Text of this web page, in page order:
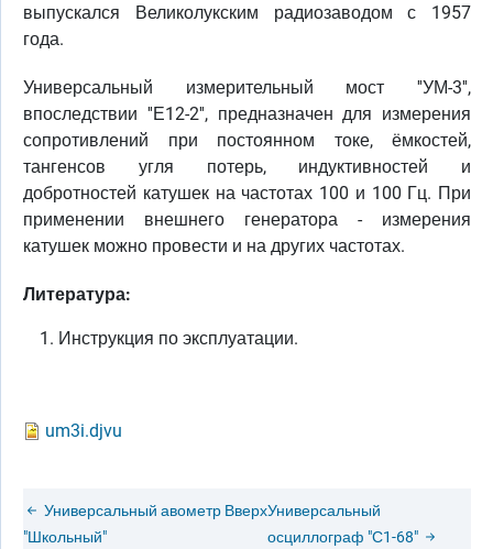
выпускался Великолукским радиозаводом с 1957
года.
Универсальный измерительный мост ''УМ-3'',
впоследствии ''Е12-2'', предназначен для измерения
сопротивлений при постоянном токе, ёмкостей,
тангенсов угля потерь, индуктивностей и
добротностей катушек на частотах 100 и 100 Гц. При
применении внешнего генератора - измерения
катушек можно провести и на других частотах.
Литература:
Инструкция по эксплуатации.
um3i.djvu
Универсальный авометр
"Школьный"
ВверхУниверсальный
осциллограф "С1-68"